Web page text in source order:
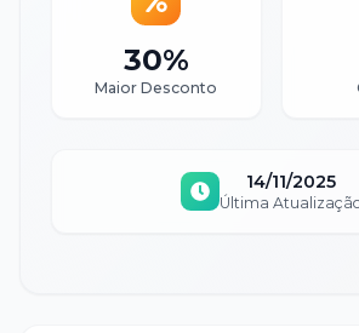
30%
Maior Desconto
14/11/2025
Última